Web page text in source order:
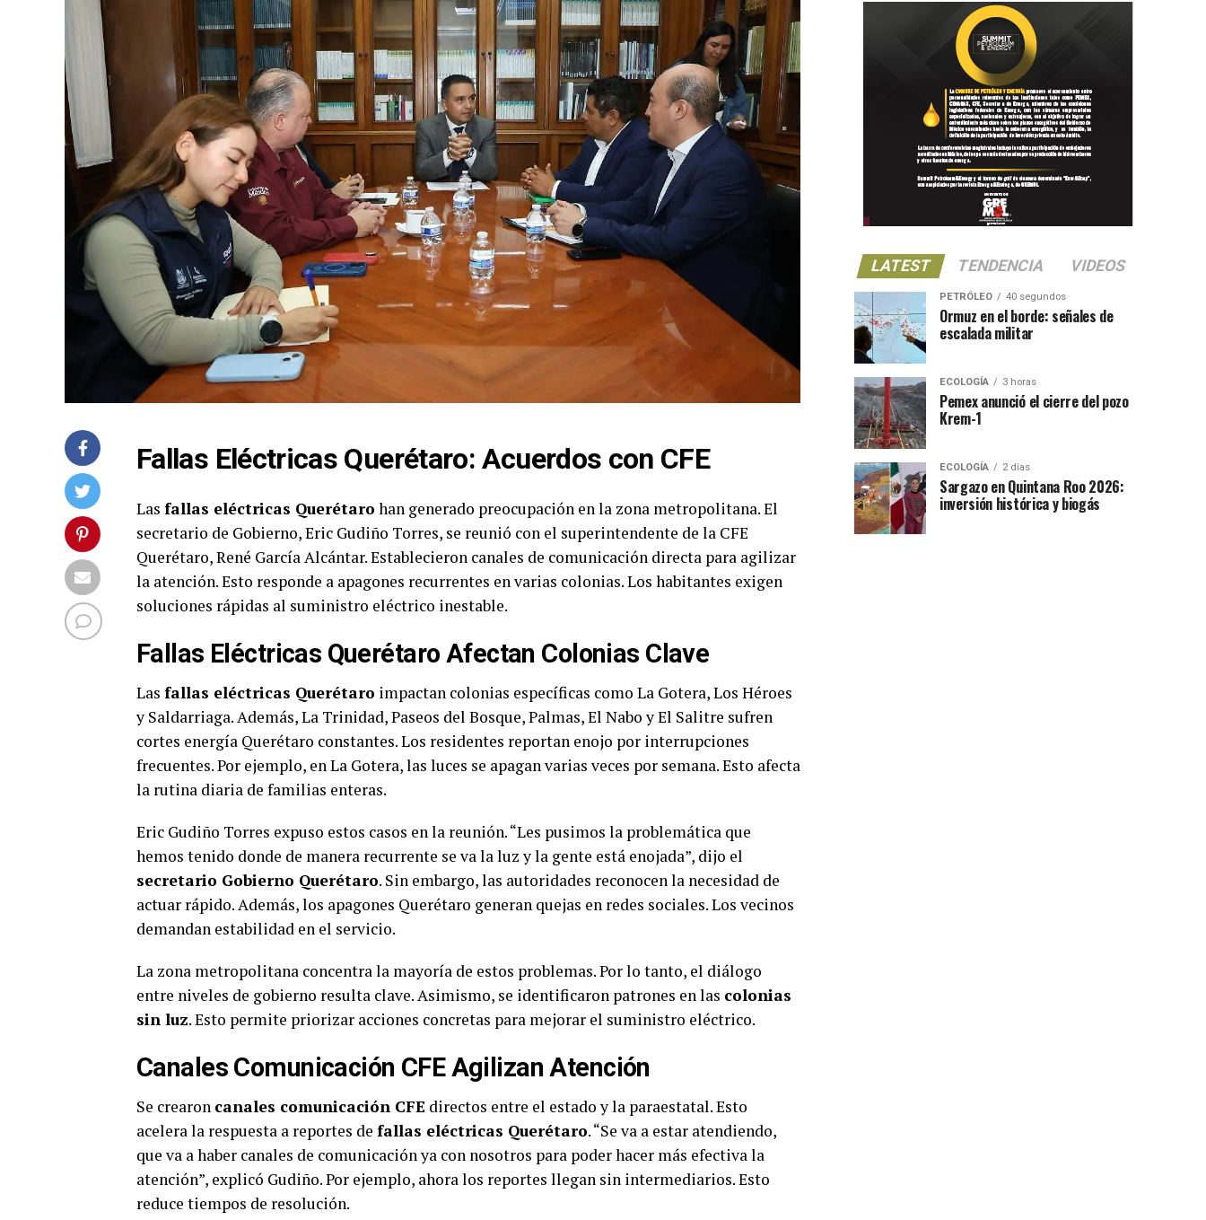
Fallas Eléctricas Querétaro: Acuerdos con CFE
Las fallas eléctricas Querétaro han generado preocupación en la zona metropolitana. El
secretario de Gobierno, Eric Gudiño Torres, se reunió con el superintendente de la CFE
Querétaro, René García Alcántar. Establecieron canales de comunicación directa para agilizar
la atención. Esto responde a apagones recurrentes en varias colonias. Los habitantes exigen
soluciones rápidas al suministro eléctrico inestable.
Fallas Eléctricas Querétaro Afectan Colonias Clave
Las fallas eléctricas Querétaro impactan colonias específicas como La Gotera, Los Héroes
y Saldarriaga. Además, La Trinidad, Paseos del Bosque, Palmas, El Nabo y El Salitre sufren
cortes energía Querétaro constantes. Los residentes reportan enojo por interrupciones
frecuentes. Por ejemplo, en La Gotera, las luces se apagan varias veces por semana. Esto afecta
la rutina diaria de familias enteras.
Eric Gudiño Torres expuso estos casos en la reunión. “Les pusimos la problemática que
hemos tenido donde de manera recurrente se va la luz y la gente está enojada”, dijo el
secretario Gobierno Querétaro. Sin embargo, las autoridades reconocen la necesidad de
actuar rápido. Además, los apagones Querétaro generan quejas en redes sociales. Los vecinos
demandan estabilidad en el servicio.
La zona metropolitana concentra la mayoría de estos problemas. Por lo tanto, el diálogo
entre niveles de gobierno resulta clave. Asimismo, se identificaron patrones en las colonias
sin luz. Esto permite priorizar acciones concretas para mejorar el suministro eléctrico.
Canales Comunicación CFE Agilizan Atención
Se crearon canales comunicación CFE directos entre el estado y la paraestatal. Esto
acelera la respuesta a reportes de fallas eléctricas Querétaro. “Se va a estar atendiendo,
que va a haber canales de comunicación ya con nosotros para poder hacer más efectiva la
atención”, explicó Gudiño. Por ejemplo, ahora los reportes llegan sin intermediarios. Esto
reduce tiempos de resolución.
LATEST TENDENCIA VIDEOS
PETRÓLEO 40 segundos
Ormuz en el borde: señales de
escalada militar
ECOLOGÍA 3 horas
Pemex anunció el cierre del pozo
Krem-1
ECOLOGÍA 2 días
Sargazo en Quintana Roo 2026:
inversión histórica y biogás